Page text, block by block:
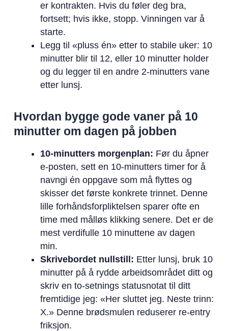
er kontrakten. Hvis du føler deg bra,
fortsett; hvis ikke, stopp. Vinningen var å
starte.
Legg til «pluss én» etter to stabile uker: 10
minutter blir til 12, eller 10 minutter holder
og du legger til en andre 2-minutters vane
etter lunsj.
Hvordan bygge gode vaner på 10
minutter om dagen på jobben
10-minutters morgenplan: Før du åpner
e-posten, sett en 10-minutters timer for å
navngi én oppgave som må flyttes og
skisser det første konkrete trinnet. Denne
lille forhåndsforpliktelsen sparer ofte en
time med målløs klikking senere. Det er de
mest verdifulle 10 minuttene av dagen
min.
Skrivebordet nullstill: Etter lunsj, bruk 10
minutter på å rydde arbeidsområdet ditt og
skriv en to-setnings statusnotat til ditt
fremtidige jeg: «Her sluttet jeg. Neste trinn:
X.» Denne brødsmulen reduserer re-entry
friksjon.